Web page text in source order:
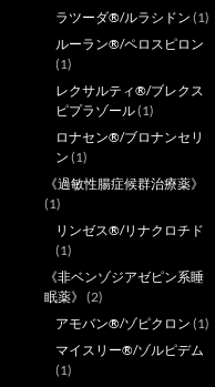
ラツーダ®/ルラシドン (1)
ルーラン®/ペロスピロン
(1)
レクサルティ®/ブレクス
ピプラゾール(1)
ロナセン®/ブロナンセリ
ン (1)
《過敏性腸症候群治療薬》
(1)
リンゼス®/リナクロチド
(1)
《非ベンゾジアゼピン系睡
眠薬》 (2)
アモバン®/ゾピクロン (1)
マイスリー®/ゾルピデム
(1)